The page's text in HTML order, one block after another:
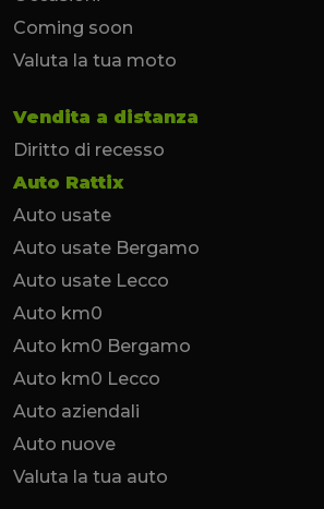
Coming soon
Valuta la tua moto
Vendita a distanza
Diritto di recesso
Auto Rattix
Auto usate
Auto usate Bergamo
Auto usate Lecco
Auto km0
Auto km0 Bergamo
Auto km0 Lecco
Auto aziendali
Auto nuove
Valuta la tua auto